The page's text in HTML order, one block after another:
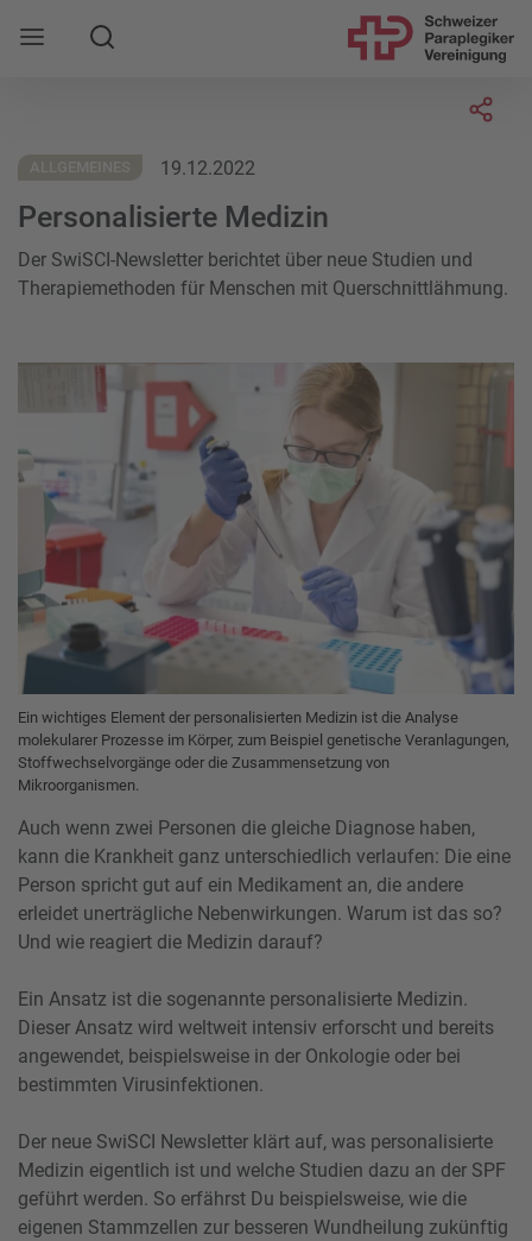
Mobile Navigation öffnen
Suche
ALLGEMEINES 19.12.2022
Personalisierte Medizin
Der SwiSCI-Newsletter berichtet über neue Studien und
Therapiemethoden für Menschen mit Querschnittlähmung.
Ein wichtiges Element der personalisierten Medizin ist die Analyse
molekularer Prozesse im Körper, zum Beispiel genetische Veranlagungen,
Stoffwechselvorgänge oder die Zusammensetzung von
Mikroorganismen.
Auch wenn zwei Personen die gleiche Diagnose haben,
kann die Krankheit ganz unterschiedlich verlaufen: Die eine
Person spricht gut auf ein Medikament an, die andere
erleidet unerträgliche Nebenwirkungen. Warum ist das so?
Und wie reagiert die Medizin darauf?
Ein Ansatz ist die sogenannte personalisierte Medizin.
Dieser Ansatz wird weltweit intensiv erforscht und bereits
angewendet, beispielsweise in der Onkologie oder bei
bestimmten Virusinfektionen.
Der neue SwiSCI Newsletter klärt auf, was personalisierte
Medizin eigentlich ist und welche Studien dazu an der SPF
geführt werden. So erfährst Du beispielsweise, wie die
eigenen Stammzellen zur besseren Wundheilung zukünftig